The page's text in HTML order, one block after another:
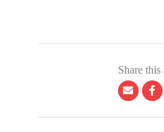
Share this